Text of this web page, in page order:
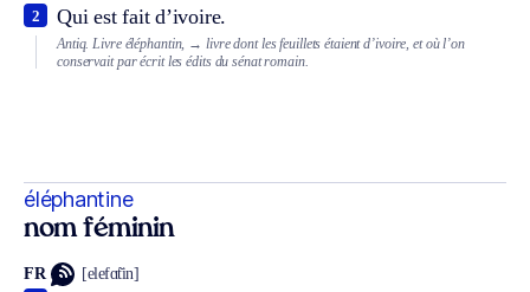
Qui est fait d’ivoire.
2
Antiq. Livre éléphantin, → livre dont les feuillets étaient d’ivoire, et où l’on
conservait par écrit les édits du sénat romain.
éléphantine
nom féminin
FR [elefɑ̃tin]